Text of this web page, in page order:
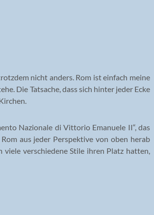
nicht anders. Rom ist einfach meine
Die Tatsache, dass sich hinter jeder Ecke
Nazionale di Vittorio Emanuele II“, das
aus jeder Perspektive von oben herab
verschiedene Stile ihren Platz hatten,